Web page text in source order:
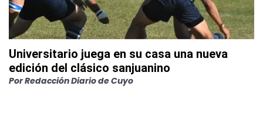
Universitario juega en su casa una nueva
edición del clásico sanjuanino
PorRedacción Diario de Cuyo